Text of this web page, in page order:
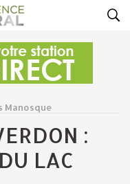
Manosque
:
LAC